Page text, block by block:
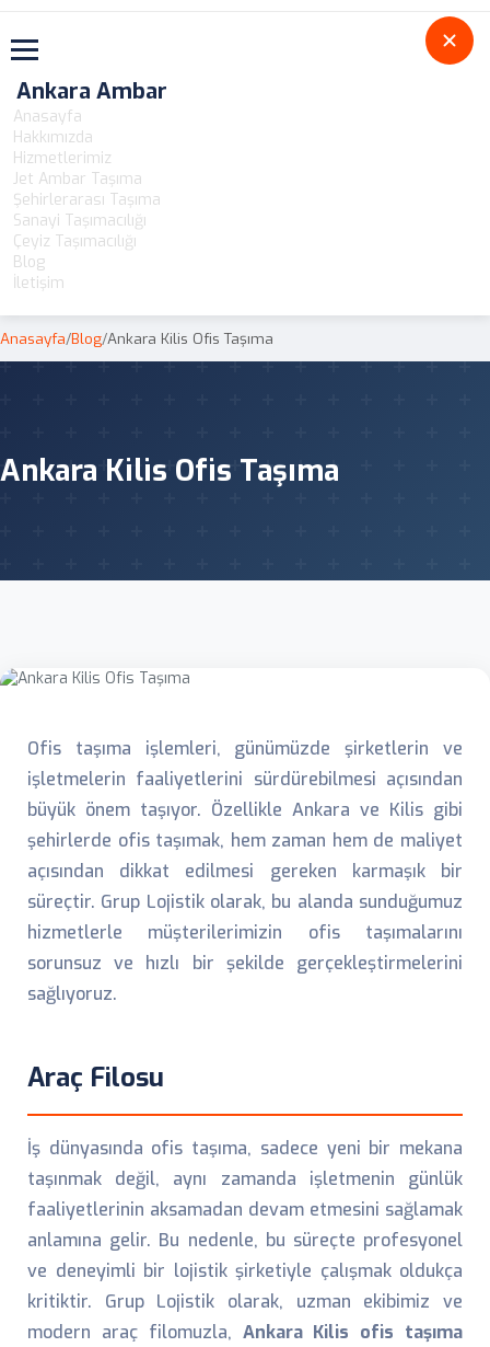
Toggle navigation
Ankara Ambar
Anasayfa
Hakkımızda
Hizmetlerimiz
Jet Ambar Taşıma
Şehirlerarası Taşıma
Sanayi Taşımacılığı
Çeyiz Taşımacılığı
Blog
İletişim
Anasayfa/Blog/Ankara Kilis Ofis Taşıma
Ankara Kilis Ofis Taşıma
Ofis taşıma işlemleri, günümüzde şirketlerin ve
işletmelerin faaliyetlerini sürdürebilmesi açısından
büyük önem taşıyor. Özellikle Ankara ve Kilis gibi
şehirlerde ofis taşımak, hem zaman hem de maliyet
açısından dikkat edilmesi gereken karmaşık bir
süreçtir. Grup Lojistik olarak, bu alanda sunduğumuz
hizmetlerle müşterilerimizin ofis taşımalarını
sorunsuz ve hızlı bir şekilde gerçekleştirmelerini
sağlıyoruz.
Araç Filosu
İş dünyasında ofis taşıma, sadece yeni bir mekana
taşınmak değil, aynı zamanda işletmenin günlük
faaliyetlerinin aksamadan devam etmesini sağlamak
anlamına gelir. Bu nedenle, bu süreçte profesyonel
ve deneyimli bir lojistik şirketiyle çalışmak oldukça
kritiktir. Grup Lojistik olarak, uzman ekibimiz ve
modern araç filomuzla, Ankara Kilis ofis taşıma